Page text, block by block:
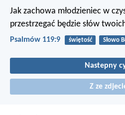
Jak zachowa młodzieniec w
przestrzegać będzie słów
Psalmów 119:9 świętość Słowo
Nastepny
Z ze